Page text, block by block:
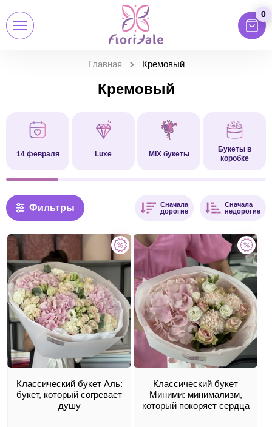
0
Главная Кремовый
Кремовый
14 февраля Luxe MIX букеты
Букеты в
коробке
Фильтры
Сначала
дорогие
Сначала
недорогие
Классический букет Аль:
букет, который согревает
душу
Классический букет
Миними: минимализм,
который покоряет сердца